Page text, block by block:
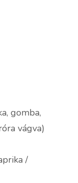
gomba,
vágva)
/